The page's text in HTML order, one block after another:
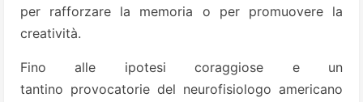
per rafforzare la memoria o per promuovere la
creatività.
Fino alle ipotesi coraggiose e un
tantino provocatorie del neurofisiologo americano